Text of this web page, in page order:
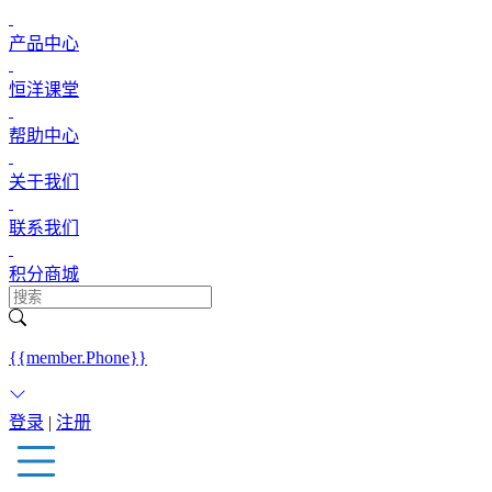
产品中心
恒洋课堂
帮助中心
关于我们
联系我们
积分商城
{{member.Phone}}
登录 | 注册